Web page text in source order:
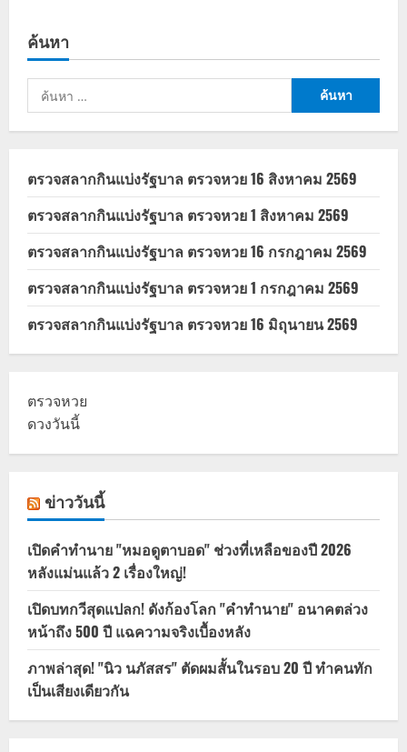
ไร่
1,000
ปี
เช็
วิธี
แก้ไข
หาก
ยัง
ไม่
ได้
รับ
เงิน
ค้นหา
ค้นหา
สำหรับ:
ตรวจสลากกินแบ่งรัฐบาล ตรวจหวย 16 สิงหาคม 2569
ตรวจสลากกินแบ่งรัฐบาล ตรวจหวย 1 สิงหาคม 2569
ตรวจสลากกินแบ่งรัฐบาล ตรวจหวย 16 กรกฎาคม 2569
ตรวจสลากกินแบ่งรัฐบาล ตรวจหวย 1 กรกฎาคม 2569
ตรวจสลากกินแบ่งรัฐบาล ตรวจหวย 16 มิถุนายน 2569
ตรวจหวย
ดวงวันนี้
ข่าววันนี้
เปิดคำทำนาย "หมอดูตาบอด" ช่วงที่เหลือของปี 2026
หลังแม่นแล้ว 2 เรื่องใหญ่!
เปิดบทกวีสุดแปลก! ดังก้องโลก "คำทำนาย" อนาคตล่วง
หน้าถึง 500 ปี แฉความจริงเบื้องหลัง
ภาพล่าสุด! "นิว นภัสสร" ตัดผมสั้นในรอบ 20 ปี ทำคนทัก
เป็นเสียงเดียวกัน